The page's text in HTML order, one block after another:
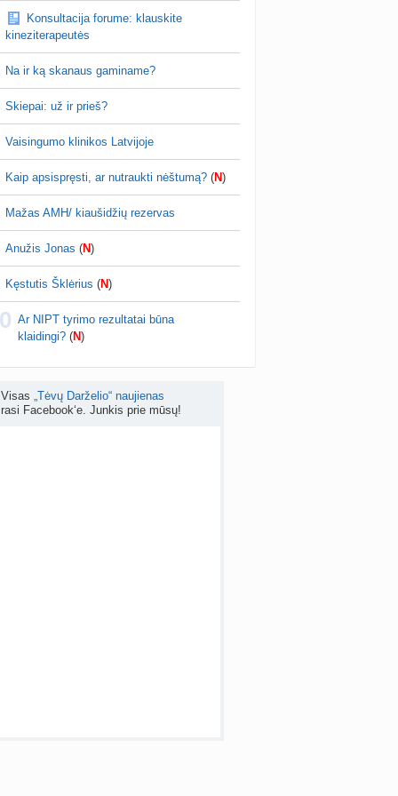
brendimas (3)
prieš 4 d.
testuotojos! (bendra tema)
Karlitele prieš 4 d.
drabuziai (2)
ribos (11)
danguolyte prieš 4 d.
ar nutraukti nėštumą? (+22)
Liudeselis prieš 5 d.
RutaReads prieš 5 d.
Konsultacija forume: klauskite
kineziterapeutės
Na ir ką skanaus gaminame?
Skiepai: už ir prieš?
Vaisingumo klinikos Latvijoje
Kaip apsispręsti, ar nutraukti nėštumą? (N)
Mažas AMH/ kiaušidžių rezervas
Anužis Jonas (N)
Kęstutis Šklėrius (N)
Ar NIPT tyrimo rezultatai būna
klaidingi? (N)
Visas „Tėvų Darželio“ naujienas
rasi Facebook‘e. Junkis prie mūsų!